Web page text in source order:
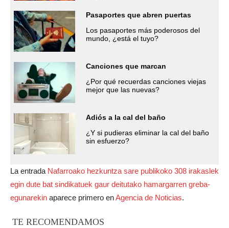
Pasaportes que abren puertas
Los pasaportes más poderosos del
mundo, ¿está el tuyo?
Canciones que marcan
¿Por qué recuerdas canciones viejas
mejor que las nuevas?
Adiós a la cal del baño
¿Y si pudieras eliminar la cal del baño
sin esfuerzo?
La entrada Nafarroako hezkuntza sare publikoko 308 irakaslek
egin dute bat sindikatuek gaur deitutako hamargarren greba-
egunarekin aparece primero enAgencia de Noticias.
TE RECOMENDAMOS